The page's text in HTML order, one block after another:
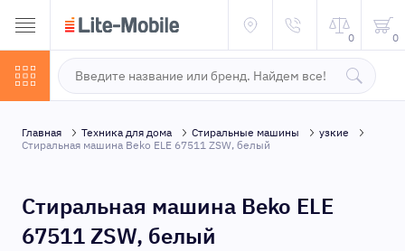
0 0
Главная Техника для дома Стиральные машины
узкие
Стиральная машина Beko ELE 67511 ZSW, белый
Стиральная машина Beko ELE
67511 ZSW, белый